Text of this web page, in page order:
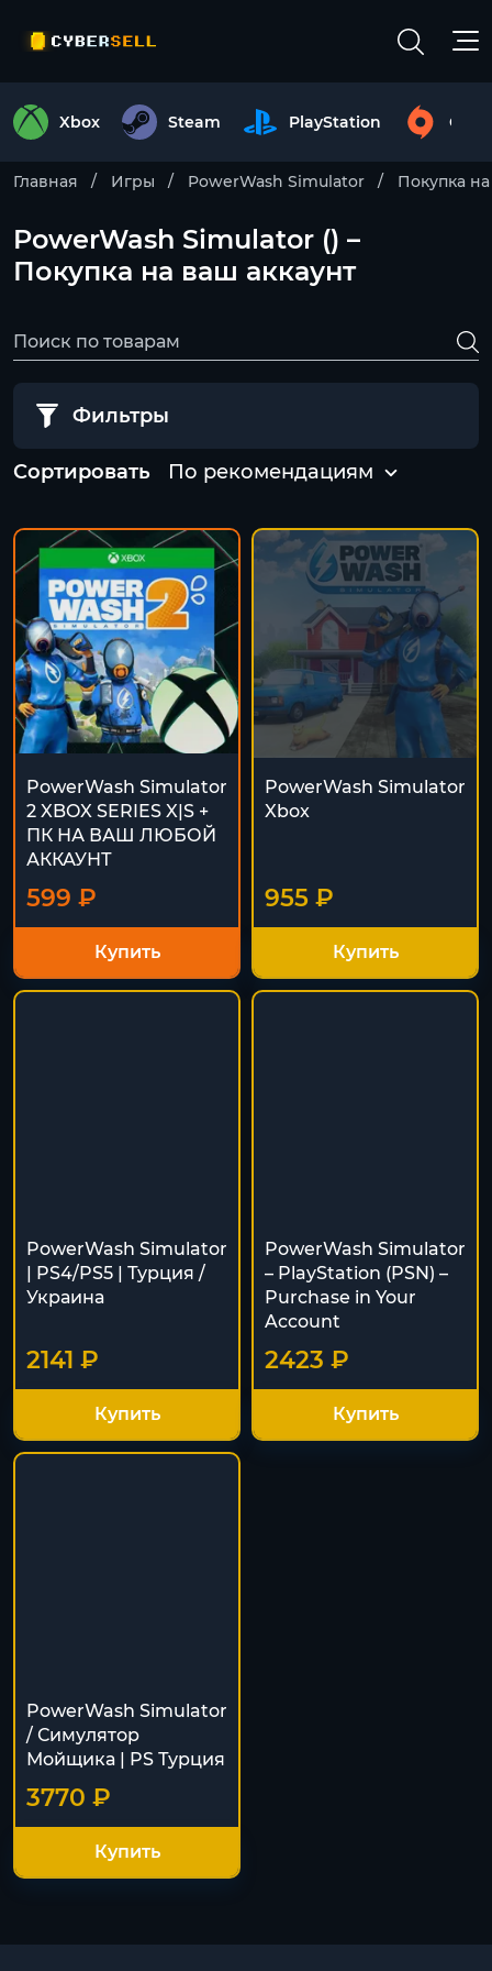
Xbox Steam PlayStation
Главная Игры PowerWash Simulator Покупка
PowerWash Simulator () –
Покупка на ваш аккаунт
Фильтры
Сортировать По рекомендациям
PowerWash Simulator
2 XBOX SERIES X|S +
ПК НА ВАШ ЛЮБОЙ
АККАУНТ
599 ₽
Купить
PowerWash Simulator
Xbox
955 ₽
Купить
PowerWash Simulator
| PS4/PS5 | Турция /
Украина
2141 ₽
Купить
PowerWash Simulator
– PlayStation (PSN) –
Purchase in Your
Account
2423 ₽
Купить
PowerWash Simulator
/ Симулятор
Мойщика | PS Турция
3770 ₽
Купить